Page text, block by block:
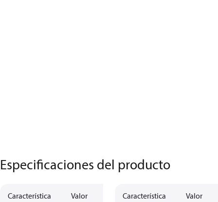
Especificaciones del producto
Característica Valor Característica Valor